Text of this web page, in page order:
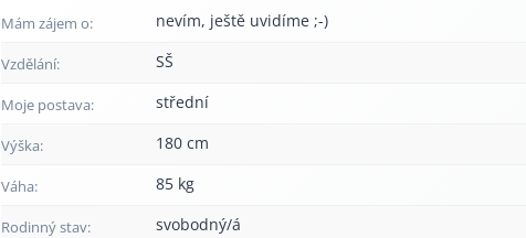
Mám zájem o: nevím, ještě uvidíme ;-)
Vzdělání: SŠ
Moje postava: střední
Výška: 180 cm
Váha: 85 kg
Rodinný stav: svobodný/á